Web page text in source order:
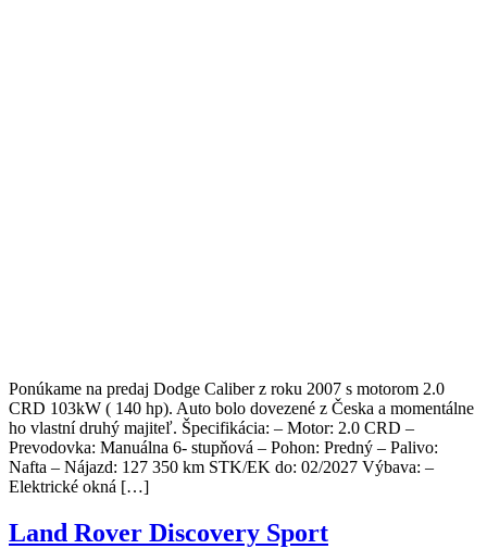
Ponúkame na predaj Dodge Caliber z roku 2007 s motorom 2.0
CRD 103kW ( 140 hp). Auto bolo dovezené z Česka a momentálne
ho vlastní druhý majiteľ. Špecifikácia: – Motor: 2.0 CRD –
Prevodovka: Manuálna 6- stupňová – Pohon: Predný – Palivo:
Nafta – Nájazd: 127 350 km STK/EK do: 02/2027 Výbava: –
Elektrické okná […]
Land Rover Discovery Sport